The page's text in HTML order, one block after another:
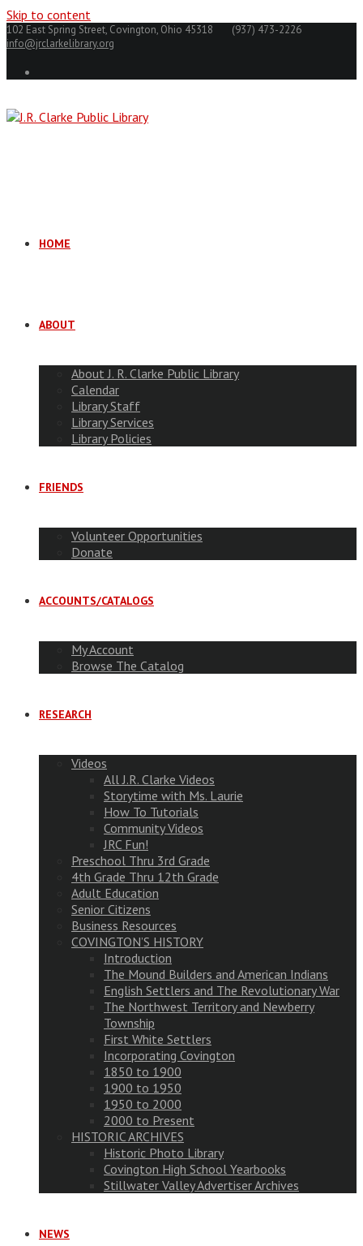
Skip to content
102 East Spring Street, Covington, Ohio 45318
(937) 473-2226
info@jrclarkelibrary.org
HOME
ABOUT
About J. R. Clarke Public Library
Calendar
Library Staff
Library Services
Library Policies
FRIENDS
Volunteer Opportunities
Donate
ACCOUNTS/CATALOGS
My Account
Browse The Catalog
RESEARCH
Videos
All J.R. Clarke Videos
Storytime with Ms. Laurie
How To Tutorials
Community Videos
JRC Fun!
Preschool Thru 3rd Grade
4th Grade Thru 12th Grade
Adult Education
Senior Citizens
Business Resources
COVINGTON’S HISTORY
Introduction
The Mound Builders and American Indians
English Settlers and The Revolutionary War
The Northwest Territory and Newberry
Township
First White Settlers
Incorporating Covington
1850 to 1900
1900 to 1950
1950 to 2000
2000 to Present
HISTORIC ARCHIVES
Historic Photo Library
Covington High School Yearbooks
Stillwater Valley Advertiser Archives
NEWS